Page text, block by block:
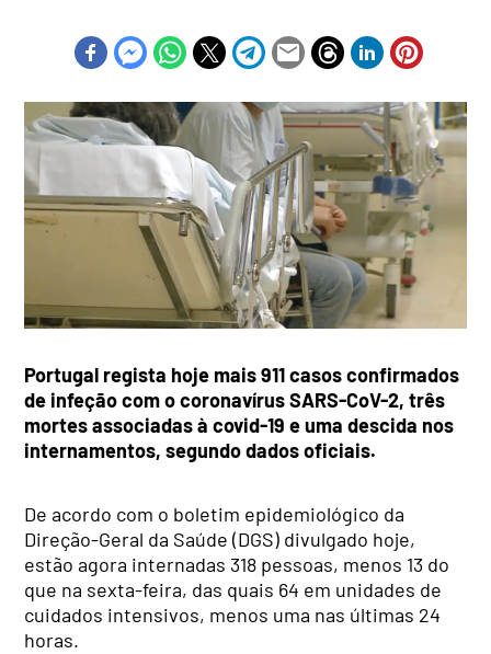
Portugal regista hoje mais 911 casos confirmados
de infeção com o coronavírus SARS-CoV-2, três
mortes associadas à covid-19 e uma descida nos
internamentos, segundo dados oficiais.
De acordo com o boletim epidemiológico da
Direção-Geral da Saúde (DGS) divulgado hoje,
estão agora internadas 318 pessoas, menos 13 do
que na sexta-feira, das quais 64 em unidades de
cuidados intensivos, menos uma nas últimas 24
horas.